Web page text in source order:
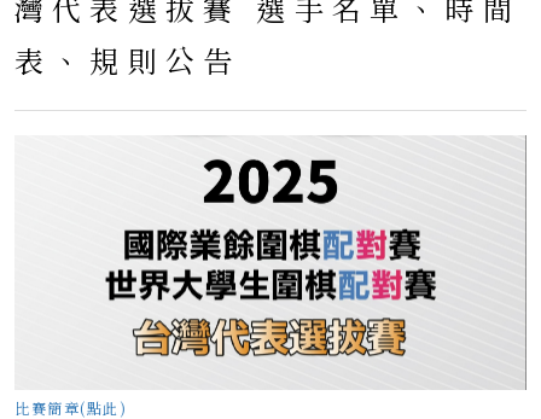
表、規則公告
比賽簡章(點此)